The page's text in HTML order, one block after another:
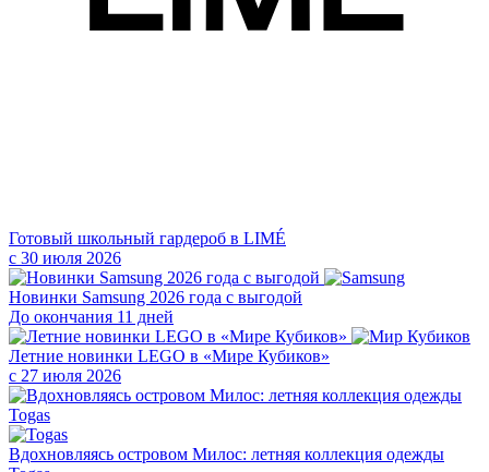
Готовый школьный гардероб в LIMÉ
с 30 июля 2026
Новинки Samsung 2026 года с выгодой
До окончания 11 дней
Летние новинки LEGO в «Мире Кубиков»
с 27 июля 2026
Вдохновляясь островом Милос: летняя коллекция одежды